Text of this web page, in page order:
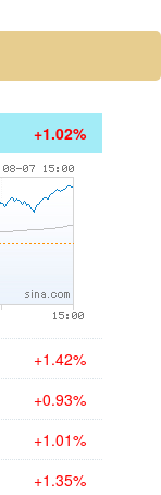
+1.02%
+1.42%
+0.93%
+1.01%
+1.35%